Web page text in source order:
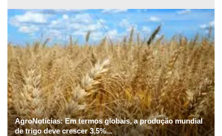
AgroNotícias: Em termos globais, a produção mundial
de trigo deve crescer 3,5%...